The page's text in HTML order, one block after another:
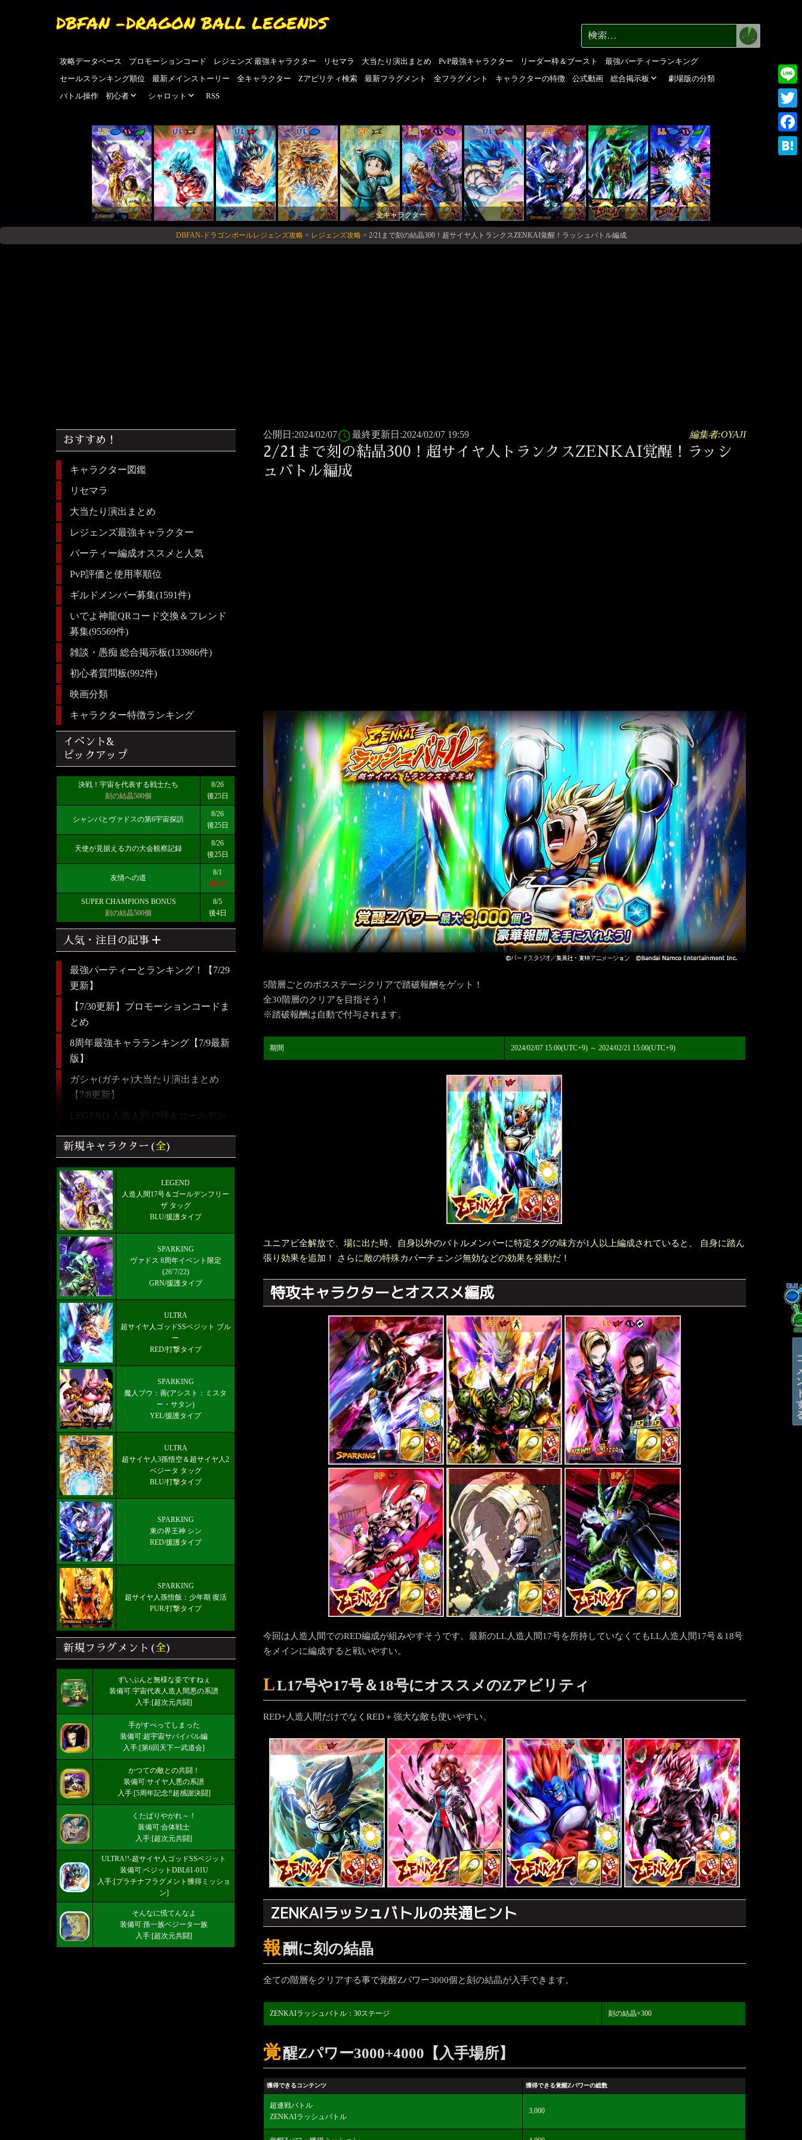
DBFAN -DRAGON BALL LEGENDS
攻略データベース プロモーションコード レジェンズ 最強キャラクター リセマラ 大当たり演出まとめ PvP最強キャラクター リーダー枠＆ブースト
最強パーティーランキング
セールスランキング順位
最新メインストーリー 全キャラクター Zアビリティ検索 最新フラグメント 全フラグメント キャラクターの特徴 公式動画 総合掲示板
劇場版の分類
バトル操作
初心者 シャロット RSS
LR UL UL UL SP LR UL SP SP LL
全キャラクター
DBFAN-ドラゴンボールレジェンズ攻略> レジェンズ攻略> 2/21まで刻の結晶300！超サイヤ人トランクスZENKAI覚醒！ラッシュバトル編成
公開日:2024/02/07access_time 最終更新日:2024/02/07 19:59
2/21まで刻の結晶300！超サイヤ人トランクスZENKAI覚醒！ラッシ
ュバトル編成
編集者:OYAJI
5階層ごとのボスステージクリアで踏破報酬をゲット！
全30階層のクリアを目指そう！
※踏破報酬は自動で付与されます。
期間 2024/02/07 15:00(UTC+9) ～ 2024/02/21 15:00(UTC+9)
SP
ユニアビ全解放で、場に出た時、自身以外のバトルメンバーに特定タグの味方が1人以上編成されていると、 自身に踏ん
張り効果を追加！ さらに敵の特殊カバーチェンジ無効などの効果を発動だ！
特攻キャラクターとオススメ編成
LL SP LL
SP SP SP
今回は人造人間でのRED編成が組みやすそうです。最新のLL人造人間17号を所持していなくてもLL人造人間17号＆18号
をメインに編成すると戦いやすい。
LL17号や17号＆18号にオススメのZアビリティ
RED+人造人間だけでなくRED＋強大な敵も使いやすい。
LL SP SP SP
ZENKAIラッシュバトルの共通ヒント
報酬に刻の結晶
全ての階層をクリアする事で覚醒Zパワー3000個と刻の結晶が入手できます。
ZENKAIラッシュバトル：30ステージ 刻の結晶×300
覚醒Zパワー3000+4000【入手場所】
獲得できるコンテンツ 獲得できる覚醒Zパワーの総数
超連戦バトル
ZENKAIラッシュバトル
3,000
おすすめ！
キャラクター図鑑
リセマラ
大当たり演出まとめ
レジェンズ最強キャラクター
パーティー編成オススメと人気
PvP評価と使用率順位
ギルドメンバー募集(1591件)
いでよ神龍QRコード交換＆フレンド
募集(95569件)
雑談・愚痴 総合掲示板(133986件)
初心者質問板(992件)
映画分類
キャラクター特徴ランキング
イベント&
ピックアップ
決戦！宇宙を代表する戦士たち
刻の結晶500個
8/26
後25日
シャンパとヴァドスの第6宇宙探訪
8/26
後25日
天使が見据える力の大会観察記録
8/26
後25日
友情への道
8/1
後0日
SUPER CHAMPIONS BONUS
刻の結晶500個
8/5
後4日
人気・注目の記事 add
最強パーティーとランキング！【7/29
更新】
【7/30更新】プロモーションコードま
とめ
8周年最強キャラランキング【7/9最新
版】
ガシャ(ガチャ)大当たり演出まとめ
【7/8更新】
LEGEND 人造人間17号＆ゴールデン
覚醒＆フラグメント効果/入手場所 ド
ラゴンボールレジェンズ
【ドラゴンボールレジェンズ】全キャ
ラクター画像リスト＆絞り込み検索
好きなキャラから選ぶチーム編成【パ
ーティー】
雑談/質問ドラゴンボールレジェンズ
掲示板
最新メインストーリー「第19部3章
(6/10)」配信【更新履歴】
新規キャラクター(全)
LEGEND
人造人間17号＆ゴールデンフリー
ザ タッグ
BLU/援護タイプ
SPARKING
ヴァドス 8周年イベント限定
(26’7/22)
GRN/援護タイプ
ULTRA
超サイヤ人ゴッドSSベジット ブル
ー
RED/打撃タイプ
SPARKING
魔人ブウ：善(アシスト：ミスタ
ー・サタン)
YEL/援護タイプ
ULTRA
超サイヤ人3孫悟空＆超サイヤ人2
ベジータ タッグ
BLU/打撃タイプ
SPARKING
東の界王神 シン
RED/援護タイプ
SPARKING
超サイヤ人孫悟飯：少年期 復活
PUR/打撃タイプ
新規フラグメント(全)
ずいぶんと無様な姿ですねぇ
装備可:宇宙代表人造人間悪の系譜
入手:[超次元共闘]
手がすべってしまった
装備可:超宇宙サバイバル編
入手:[第6回天下一武道会]
かつての敵との共闘！
装備可:サイヤ人悪の系譜
入手:[5周年記念‼超感謝決闘]
くたばりやがれ～！
装備可:合体戦士
入手:[超次元共闘]
ULTRA!!-超サイヤ人ゴッドSSベジット
装備可:ベジットDBL61-01U
入手:[プラチナフラグメント獲得ミッショ
ン]
そんなに慌てんなよ
装備可:孫一族ベジータ一族
入手:[超次元共闘]
Line
検
索:
検
索
コ